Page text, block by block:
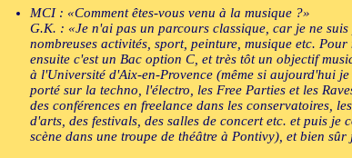
MCI : «Comment êtes-vous venu à la musique ?»
G.K. : «Je n'ai pas un parcours classique, car je ne
nombreuses activités, sport, peinture, musique etc.
ensuite c'est un Bac option C, et très tôt un objectif
à l'Université d'Aix-en-Provence (même si aujourd'hui
porté sur la techno, l'électro, les Free Parties et les
des conférences en freelance dans les conservatoires,
d'arts, des festivals, des salles de concert etc. et puis
scène dans une troupe de théâtre à Pontivy), et bien